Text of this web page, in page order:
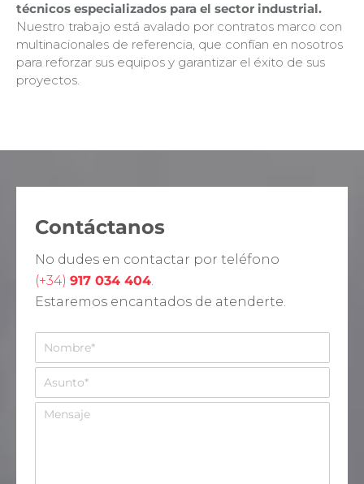
técnicos especializados para el sector industrial.
Nuestro trabajo está avalado por contratos marco con
multinacionales de referencia, que confían en nosotros
para reforzar sus equipos y garantizar el éxito de sus
proyectos.
Contáctanos
No dudes en contactar por teléfono
(+34) 917 034 404.
Estaremos encantados de atenderte.
m
r
uM